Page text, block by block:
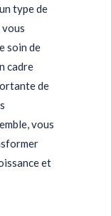
type de
vous
soin de
cadre
de
vous
et